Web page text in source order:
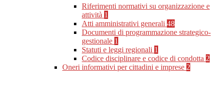
Riferimenti normativi su organizzazione e
attività 1
Atti amministrativi generali 48
Documenti di programmazione strategico-
gestionale 1
Statuti e leggi regionali 1
Codice disciplinare e codice di condotta 2
Oneri informativi per cittadini e imprese 2